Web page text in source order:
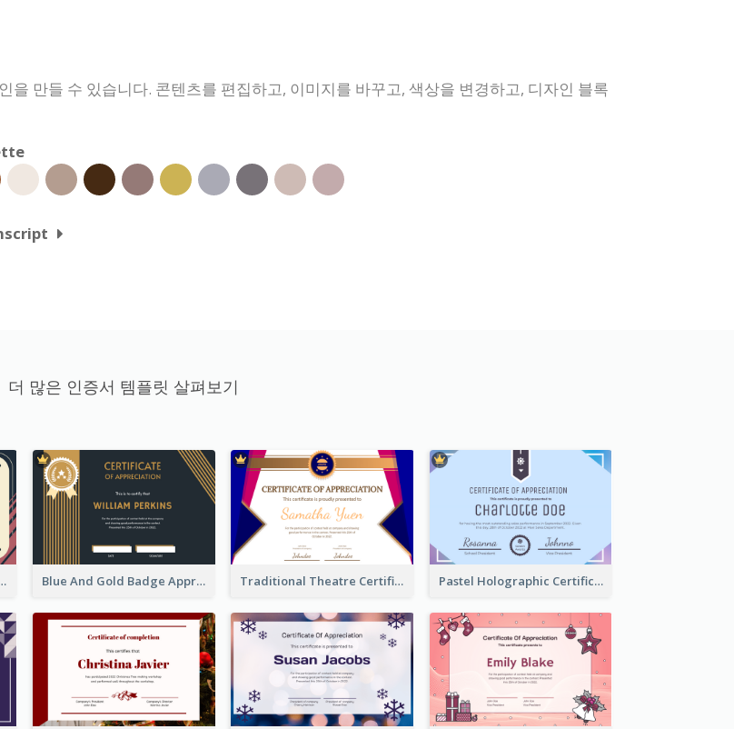
을 만들 수 있습니다. 콘텐츠를 편집하고, 이미지를 바꾸고, 색상을 변경하고, 디자인 블록
더 많은 인증서 템플릿 살펴보기
Certificate Blue And Gold Badge Appreciation Certificate Traditional Theatre Certificate Design Template Pastel Holographic Certificate Of Appreciation